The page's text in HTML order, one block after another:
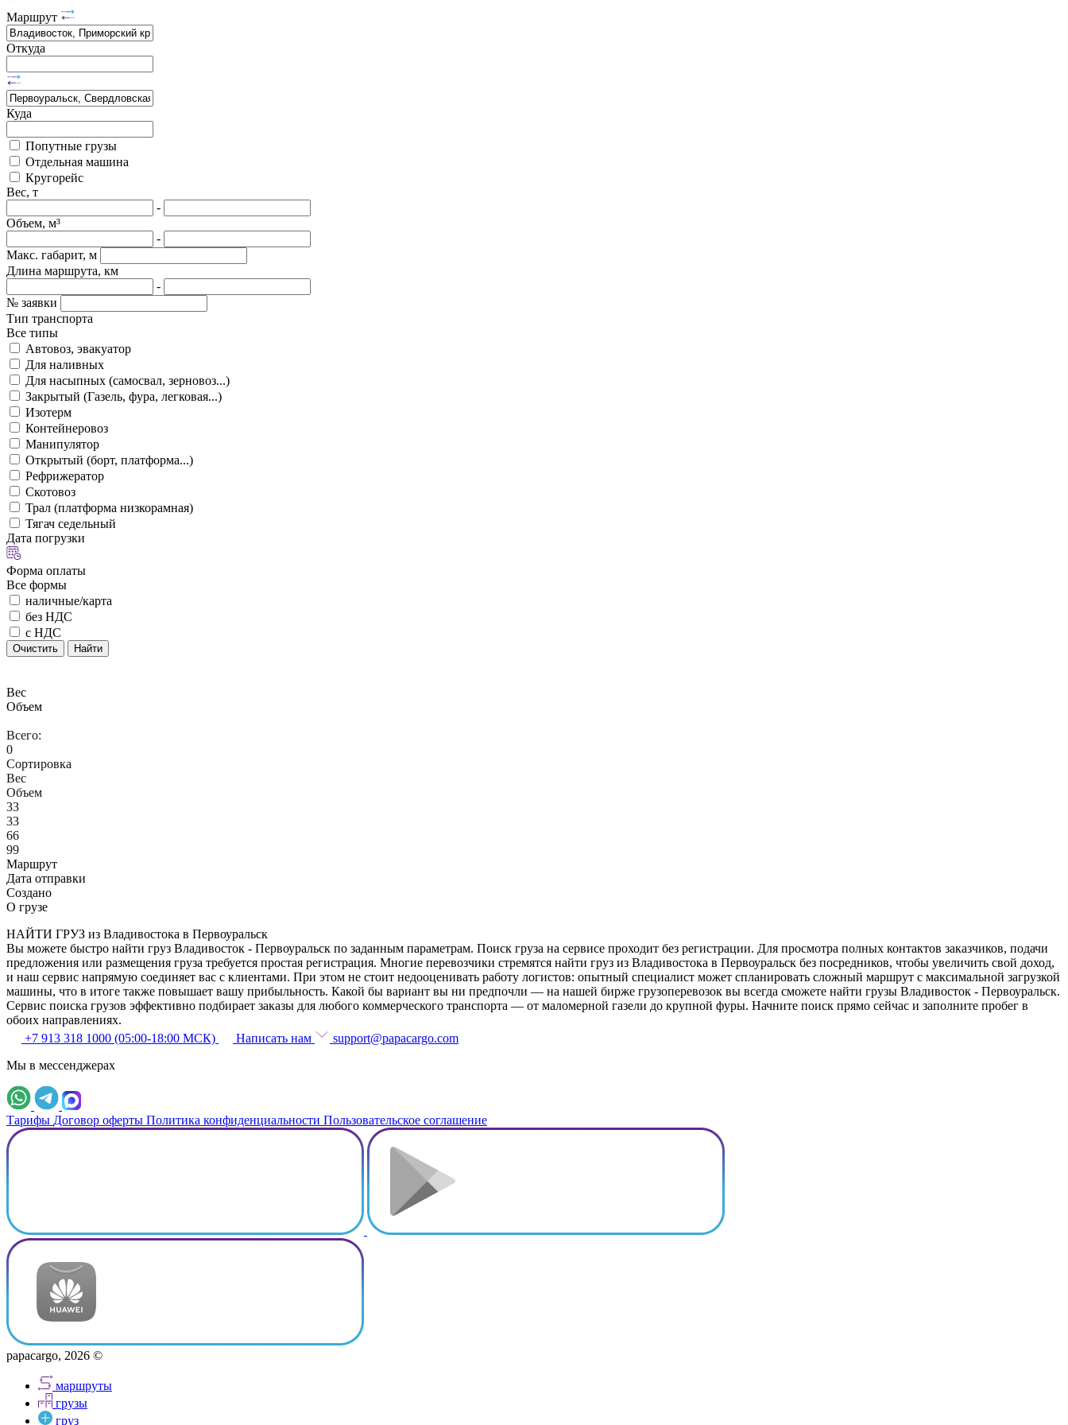
Маршрут
Откуда
Куда
Попутные грузы
Отдельная машина
Кругорейс
Вес, т
-
Объем, м³
-
Макс. габарит, м
Длина маршрута, км
-
№ заявки
Тип транспорта
Все типы
Автовоз, эвакуатор
Для наливных
Для насыпных (самосвал, зерновоз...)
Закрытый (Газель, фура, легковая...)
Изотерм
Контейнеровоз
Манипулятор
Открытый (борт, платформа...)
Рефрижератор
Скотовоз
Трал (платформа низкорамная)
Тягач седельный
Дата погрузки
Форма оплаты
Все формы
наличные/карта
без НДС
с НДС
Очистить Найти
Вес
Объем
Всего:
0
Сортировка
Вес
Объем
33
33
66
99
Маршрут
Дата отправки
Создано
О грузе
НАЙТИ ГРУЗ из Владивостока в Первоуральск
Вы можете быстро найти груз Владивосток - Первоуральск по заданным параметрам. Поиск груза на сервисе проходит без регистрации. Для просмотра полных контактов заказчиков, подачи
предложения или размещения груза требуется простая регистрация. Многие перевозчики стремятся найти груз из Владивостока в Первоуральск без посредников, чтобы увеличить свой доход,
и наш сервис напрямую соединяет вас с клиентами. При этом не стоит недооценивать работу логистов: опытный специалист может спланировать сложный маршрут с максимальной загрузкой
машины, что в итоге также повышает вашу прибыльность. Какой бы вариант вы ни предпочли — на нашей бирже грузоперевозок вы всегда сможете найти грузы Владивосток - Первоуральск.
Сервис поиска грузов эффективно подбирает заказы для любого коммерческого транспорта — от маломерной газели до крупной фуры. Начните поиск прямо сейчас и заполните пробег в
обоих направлениях.
+7 913 318 1000 (05:00-18:00 МСК)
Написать нам
support@papacargo.com
Мы в мессенджерах
Тарифы Договор оферты Политика конфиденциальности Пользовательское соглашение
papacargo, 2026 ©
маршруты
грузы
груз